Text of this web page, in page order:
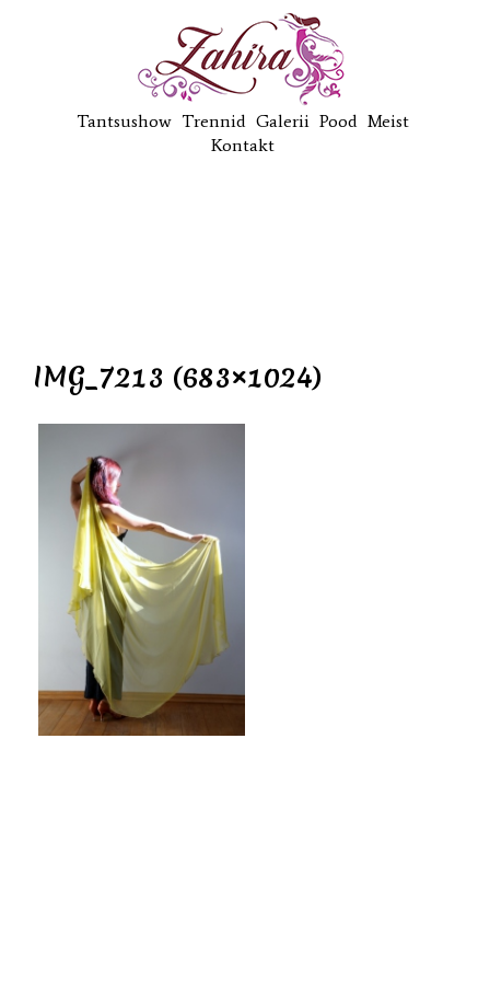
Tantsushow Trennid Galerii Pood Meist
Kontakt
IMG_7213 (683×1024)